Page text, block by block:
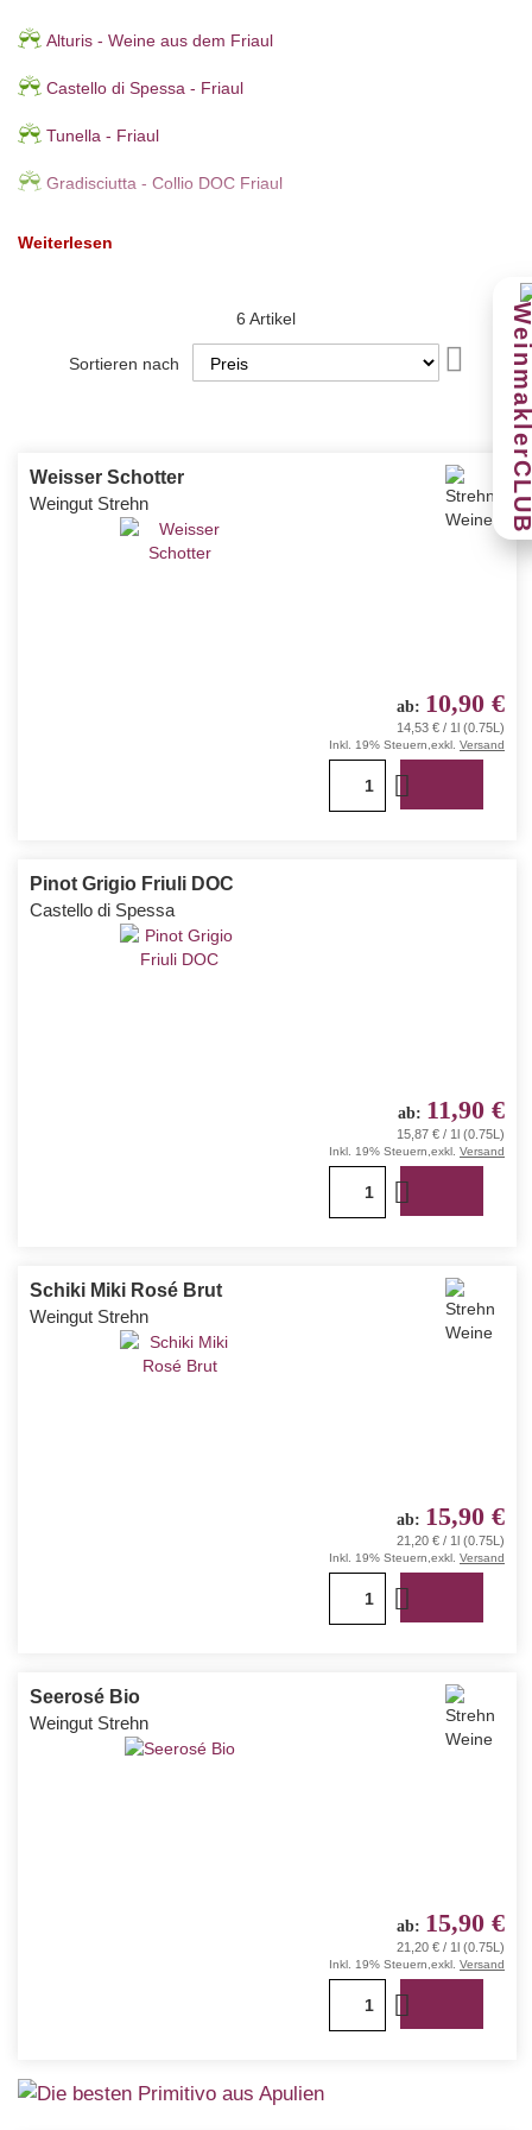
Alturis - Weine aus dem Friaul
Castello di Spessa - Friaul
Tunella - Friaul
Gradisciutta - Collio DOC Friaul
Weiterlesen
6 Artikel
Sortieren nach
Weisser Schotter
Weingut Strehn
ab 10,90 €
14,53 € / 1l (0.75L)
Inkl. 19% Steuern exkl. Versand
1
Pinot Grigio Friuli DOC
Castello di Spessa
ab 11,90 €
15,87 € / 1l (0.75L)
Inkl. 19% Steuern exkl. Versand
1
Schiki Miki Rosé Brut
Weingut Strehn
ab 15,90 €
21,20 € / 1l (0.75L)
Inkl. 19% Steuern exkl. Versand
1
Seerosé Bio
Weingut Strehn
ab 15,90 €
21,20 € / 1l (0.75L)
Inkl. 19% Steuern exkl. Versand
1